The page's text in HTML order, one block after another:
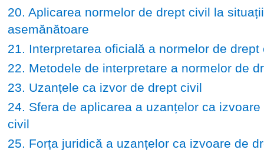
20. Aplicarea normelor de drept civil la situații
asemănătoare
21. Interpretarea oficială a normelor de drept
22. Metodele de interpretare a normelor de
23. Uzanțele ca izvor de drept civil
24. Sfera de aplicarea a uzanțelor ca izvoare
civil
25. Forța juridică a uzanțelor ca izvoare de